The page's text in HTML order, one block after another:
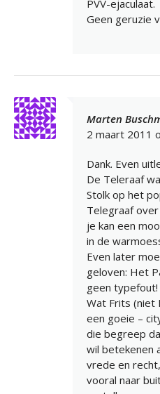
PVV-ejaculaat.
Geen geruzie
Marten
2 maart 2011
Dank. Even
De Teleraaf
Stolk op het
Telegraaf
je kan een
in de
Even later
geloven: Het
geen typefout!
Wat Frits (niet
een goeie –
die begreep
wil betekenen
vrede en
vooral naar